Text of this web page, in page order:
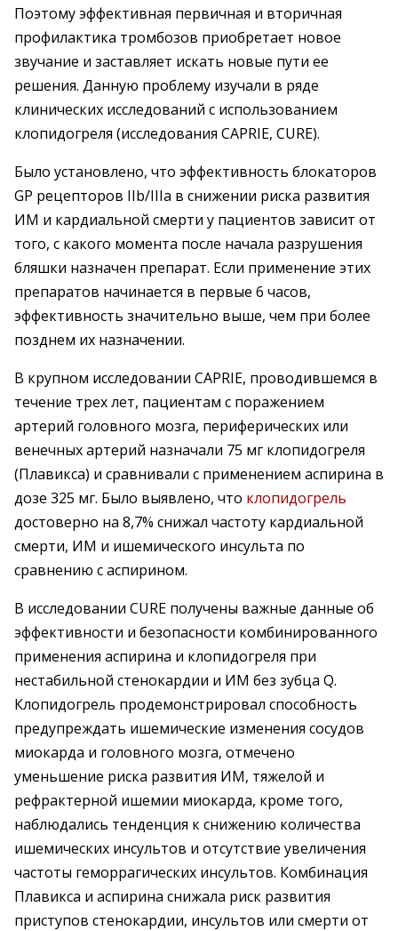
Поэтому эффективная первичная и вторичная
профилактика тромбозов приобретает новое
звучание и заставляет искать новые пути ее
решения. Данную проблему изучали в ряде
клинических исследований с использованием
клопидогреля (исследования CAPRIE, CURE).
Было установлено, что эффективность блокаторов
GP рецепторов IIb/IIIa в снижении риска развития
ИМ и кардиальной смерти у пациентов зависит от
того, с какого момента после начала разрушения
бляшки назначен препарат. Если применение этих
препаратов начинается в первые 6 часов,
эффективность значительно выше, чем при более
позднем их назначении.
В крупном исследовании CAPRIE, проводившемся в
течение трех лет, пациентам с поражением
артерий головного мозга, периферических или
венечных артерий назначали 75 мг клопидогреля
(Плавикса) и сравнивали с применением аспирина в
дозе 325 мг. Было выявлено, что клопидогрель
достоверно на 8,7% снижал частоту кардиальной
смерти, ИМ и ишемического инсульта по
сравнению с аспирином.
В исследовании CURE получены важные данные об
эффективности и безопасности комбинированного
применения аспирина и клопидогреля при
нестабильной стенокардии и ИМ без зубца Q.
Клопидогрель продемонстрировал способность
предупреждать ишемические изменения сосудов
миокарда и головного мозга, отмечено
уменьшение риска развития ИМ, тяжелой и
рефрактерной ишемии миокарда, кроме того,
наблюдались тенденция к снижению количества
ишемических инсультов и отсутствие увеличения
частоты геморрагических инсультов. Комбинация
Плавикса и аспирина снижала риск развития
приступов стенокардии, инсультов или смерти от